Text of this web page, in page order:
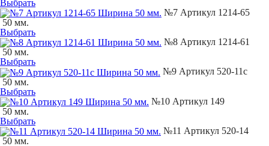
Выбрать
№7 Артикул 1214-65
50 мм.
Выбрать
№8 Артикул 1214-61
50 мм.
Выбрать
№9 Артикул 520-11с
50 мм.
Выбрать
№10 Артикул 149
50 мм.
Выбрать
№11 Артикул 520-14
50 мм.